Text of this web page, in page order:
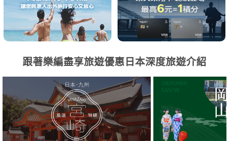
跟著樂編盡享旅遊優惠日本深度旅遊介紹